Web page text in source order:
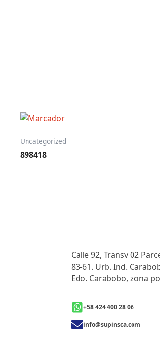
Uncategorized
898418
Calle 92, Transv 02
83-61. Urb. Ind.
Edo. Carabobo, zona
+58 424 400 28 06
info@supinsca.com